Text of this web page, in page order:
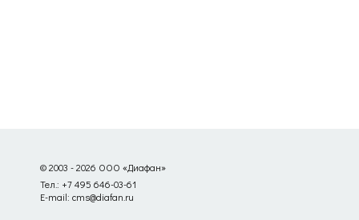
© 2003 - 2026 ООО «Диафан»
Тел.: +7 495 646-03-61
E-mail: cms@diafan.ru